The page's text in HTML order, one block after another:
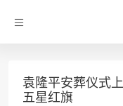
袁隆平安葬仪式
五星红旗